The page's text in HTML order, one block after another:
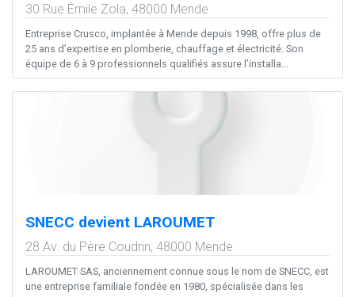
30 Rue Émile Zola, 48000 Mende
Entreprise Crusco, implantée à Mende depuis 1998, offre plus de
25 ans d’expertise en plomberie, chauffage et électricité. Son
équipe de 6 à 9 professionnels qualifiés assure l’installa...
SNECC devient LAROUMET
28 Av. du Père Coudrin, 48000 Mende
LAROUMET SAS, anciennement connue sous le nom de SNECC, est
une entreprise familiale fondée en 1980, spécialisée dans les